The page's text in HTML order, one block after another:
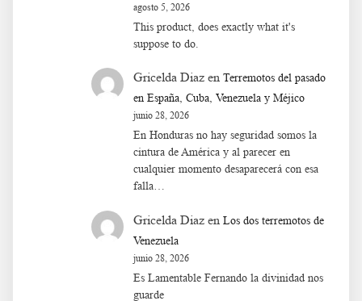
agosto 5, 2026
This product, does exactly what it's
suppose to do.
Gricelda Diaz en Terremotos del pasado
en España, Cuba, Venezuela y Méjico
junio 28, 2026
En Honduras no hay seguridad somos la
cintura de América y al parecer en
cualquier momento desaparecerá con esa
falla…
Gricelda Diaz en Los dos terremotos de
Venezuela
junio 28, 2026
Es Lamentable Fernando la divinidad nos
guarde